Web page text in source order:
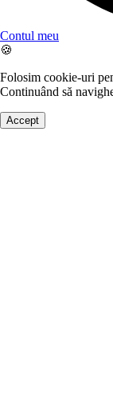
Contul meu
🍪
Folosim cookie-uri
Continuând să
Accept